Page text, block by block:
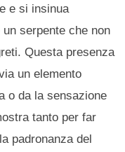
e si insinua
serpente che non
Questa presenza
un elemento
o da la sensazione
tanto per far
padronanza del